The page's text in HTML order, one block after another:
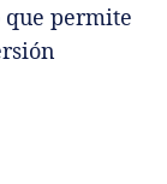
permite